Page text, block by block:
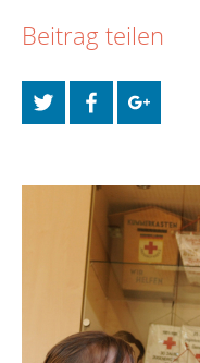
Beitrag teilen